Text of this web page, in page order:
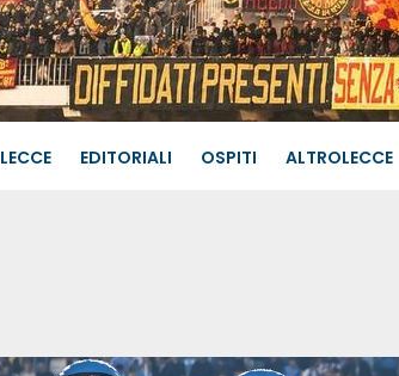
LECCE EDITORIALI OSPITI ALTROLECCE